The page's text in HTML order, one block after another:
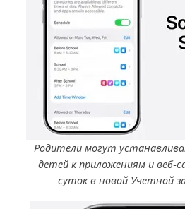
Родители могут
детей к приложениям и веб-
суток в новой Учетной